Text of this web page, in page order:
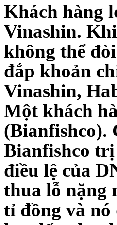
Khách hàng
Vinashin.
không thể
đắp khoản
Vinashin,
Một khách
(Bianfishco).
Bianfishco
điều lệ của
thua lỗ nặng
tỉ đồng và